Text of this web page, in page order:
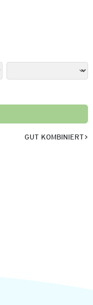
GUT KOMBINIERT